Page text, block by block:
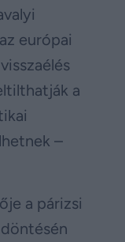
európai
a
–
a párizsi